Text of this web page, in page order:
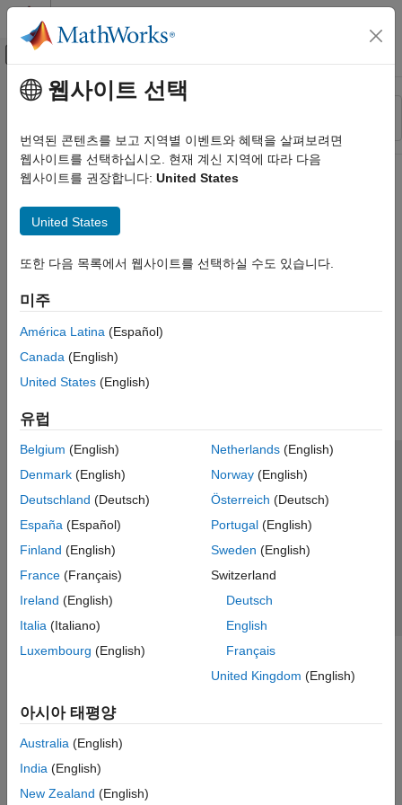
콘텐츠로 바로 가기
오프캔버스 탐색 메뉴 토글
리소스
상태
주요 콘텐츠
웹사이트 선택
번역된 콘텐츠를 보고 지역별 이벤트와 혜택을 살펴보려면
웹사이트를 선택하십시오. 현재 계신 지역에 따라 다음
웹사이트를 권장합니다: United States
United States
또한 다음 목록에서 웹사이트를 선택하실 수도 있습니다.
미주
América Latina (Español)
Canada (English)
United States (English)
유럽
Belgium (English)
Denmark (English)
Deutschland (Deutsch)
España (Español)
Finland (English)
France (Français)
Ireland (English)
Italia (Italiano)
Luxembourg (English)
Netherlands(English)
Norway(English)
Österreich (Deutsch)
Portugal(English)
Sweden (English)
Switzerland
Deutsch
English
Français
United Kingdom (English)
아시아 태평양
Australia (English)
India (English)
New Zealand (English)
신뢰 센터 등록 상표 개인정보 취급방침
불법 복제 방지
애플리케이션 상태
© 1994-2026 The MathWorks, Inc.